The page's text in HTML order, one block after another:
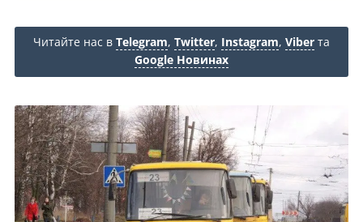
Читайте нас в Telegram, Twitter, Instagram, Viber та
Google Новинах